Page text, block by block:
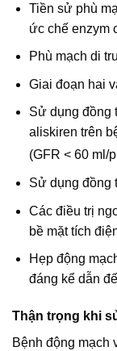
Tiền sử phù
ức chế enzym
Phù mạch di
Giai đoạn hai
Sử dụng đồng
aliskiren trên
(GFR < 60 ml/
Sử dụng đồng
Các điều trị
bề mặt tích
Hẹp động
đáng kể dẫn
Thận trọng khi
Bệnh động mạch